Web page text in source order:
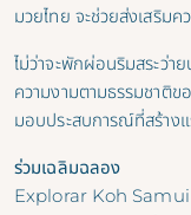
มวยไทย จะช่วยส่งเสริมค
ไม่ว่าจะพักผ่อนริมสระว่า
ความงามตามธรรมชาติ
มอบประสบการณ์ที่สร้าง
ร่วมเฉลิมฉลอง
Explorar Koh Samui